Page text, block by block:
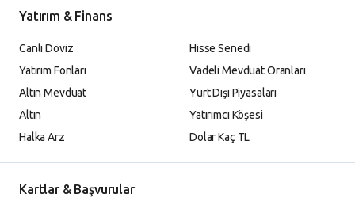
Yatırım & Finans
Canlı Döviz
Yatırım Fonları
Altın Mevduat
Altın
Halka Arz
Hisse Senedi
Vadeli Mevduat Oranları
Yurt Dışı Piyasaları
Yatırımcı Köşesi
Dolar Kaç TL
Kartlar & Başvurular